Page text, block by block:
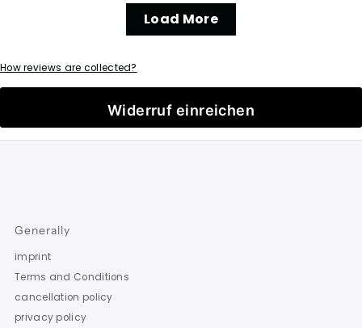
Load More
How reviews are collected?
Widerruf einreichen
Generally
imprint
Terms and Conditions
cancellation policy
privacy policy